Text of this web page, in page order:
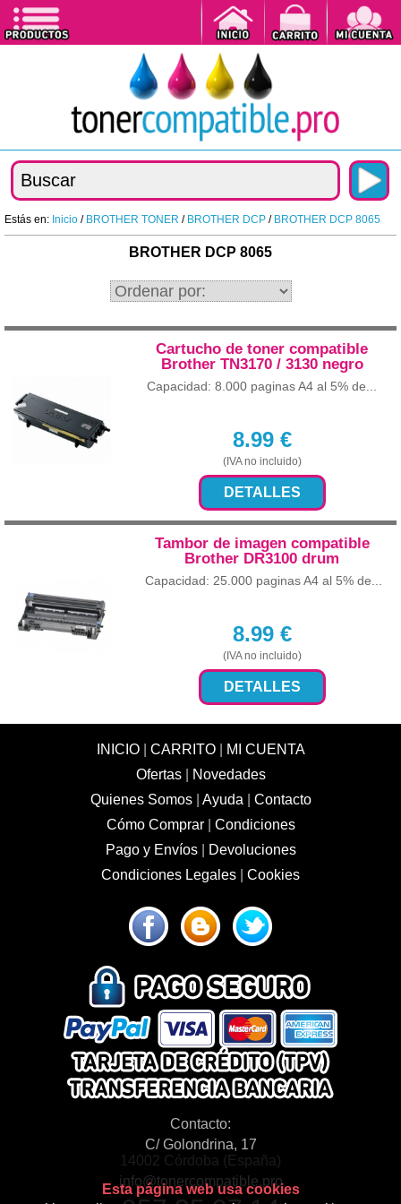
Estás en: Inicio / BROTHER TONER / BROTHER DCP / BROTHER DCP 8065
BROTHER DCP 8065
Cartucho de toner compatible
Brother TN3170 / 3130 negro
Capacidad: 8.000 paginas A4 al 5% de...
8.99€
(IVA no incluido)
DETALLES
Tambor de imagen compatible
Brother DR3100 drum
Capacidad: 25.000 paginas A4 al 5% de...
8.99€
(IVA no incluido)
DETALLES
INICIO| CARRITO|
MI CUENTA
Ofertas|
Novedades
Quienes Somos| Ayuda
Contacto
Cómo Comprar| Condiciones
Pago y Envíos|
Devoluciones
Condiciones Legales
Cookies
Contacto:
C/ Golondrina, 17
14002 Córdoba (España)
info@tonercompatible.pro
Esta página web usa cookies